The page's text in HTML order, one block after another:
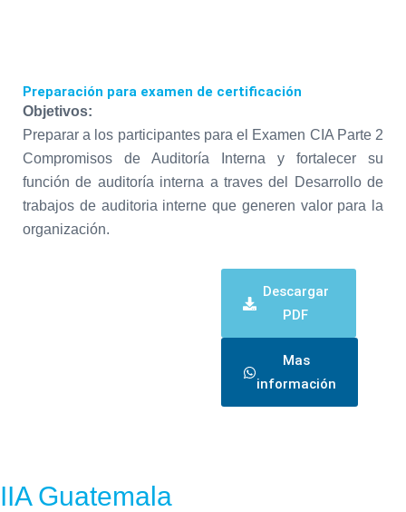
Preparación para examen de certificación
Objetivos:
Preparar a los participantes para el Examen CIA Parte 2
Compromisos de Auditoría Interna y fortalecer su
función de auditoría interna a traves del Desarrollo de
trabajos de auditoria interne que generen valor para la
organización.
Descargar
PDF
Mas
información
IIA Guatemala